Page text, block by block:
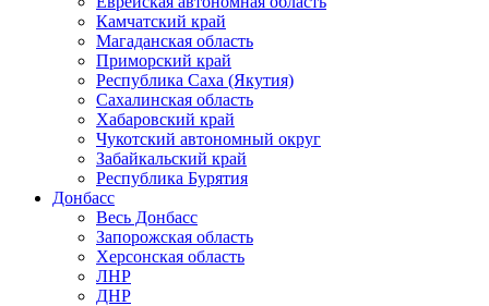
Камчатский край
Магаданская область
Приморский край
Республика Саха (Якутия)
Сахалинская область
Хабаровский край
Чукотский автономный округ
Забайкальский край
Республика Бурятия
Донбасс
Весь Донбасс
Запорожская область
Херсонская область
ЛНР
ДНР